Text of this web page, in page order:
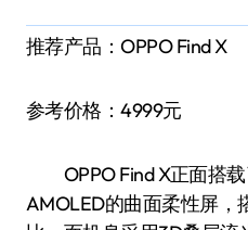
推荐产品：OPPO Find X
参考价格：4999元
OPPO Find X正面搭载
AMOLED的曲面柔性屏，